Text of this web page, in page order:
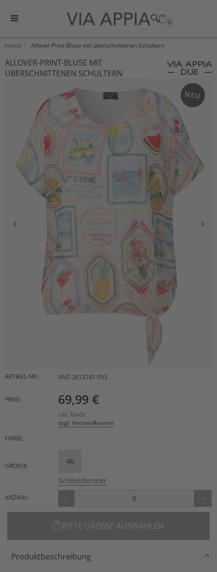
0
Home Allover-Print-Bluse mit überschnittenen Schultern
ALLOVER-PRINT-BLUSE MIT
ÜBERSCHNITTENEN SCHULTERN
NEU
ARTIKEL-NR.: VAD-2613741-953
PREIS: 69,99 €
inkl. MwSt.
zzgl. Versandkosten
FARBE:
GRÖSSE:
46
Größenberater
ANZAHL: - +
BITTE GRÖSSE AUSWÄHLEN
Produktbeschreibung